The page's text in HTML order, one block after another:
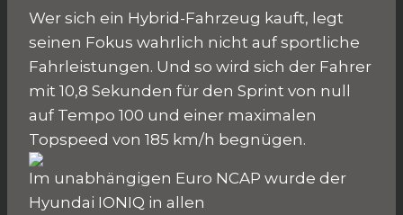
Wer sich ein Hybrid-Fahrzeug kauft, legt
seinen Fokus wahrlich nicht auf sportliche
Fahrleistungen. Und so wird sich der Fahrer
mit 10,8 Sekunden für den Sprint von null
auf Tempo 100 und einer maximalen
Topspeed von 185 km/h begnügen.
Im unabhängigen Euro NCAP wurde der
Hyundai IONIQ in allen